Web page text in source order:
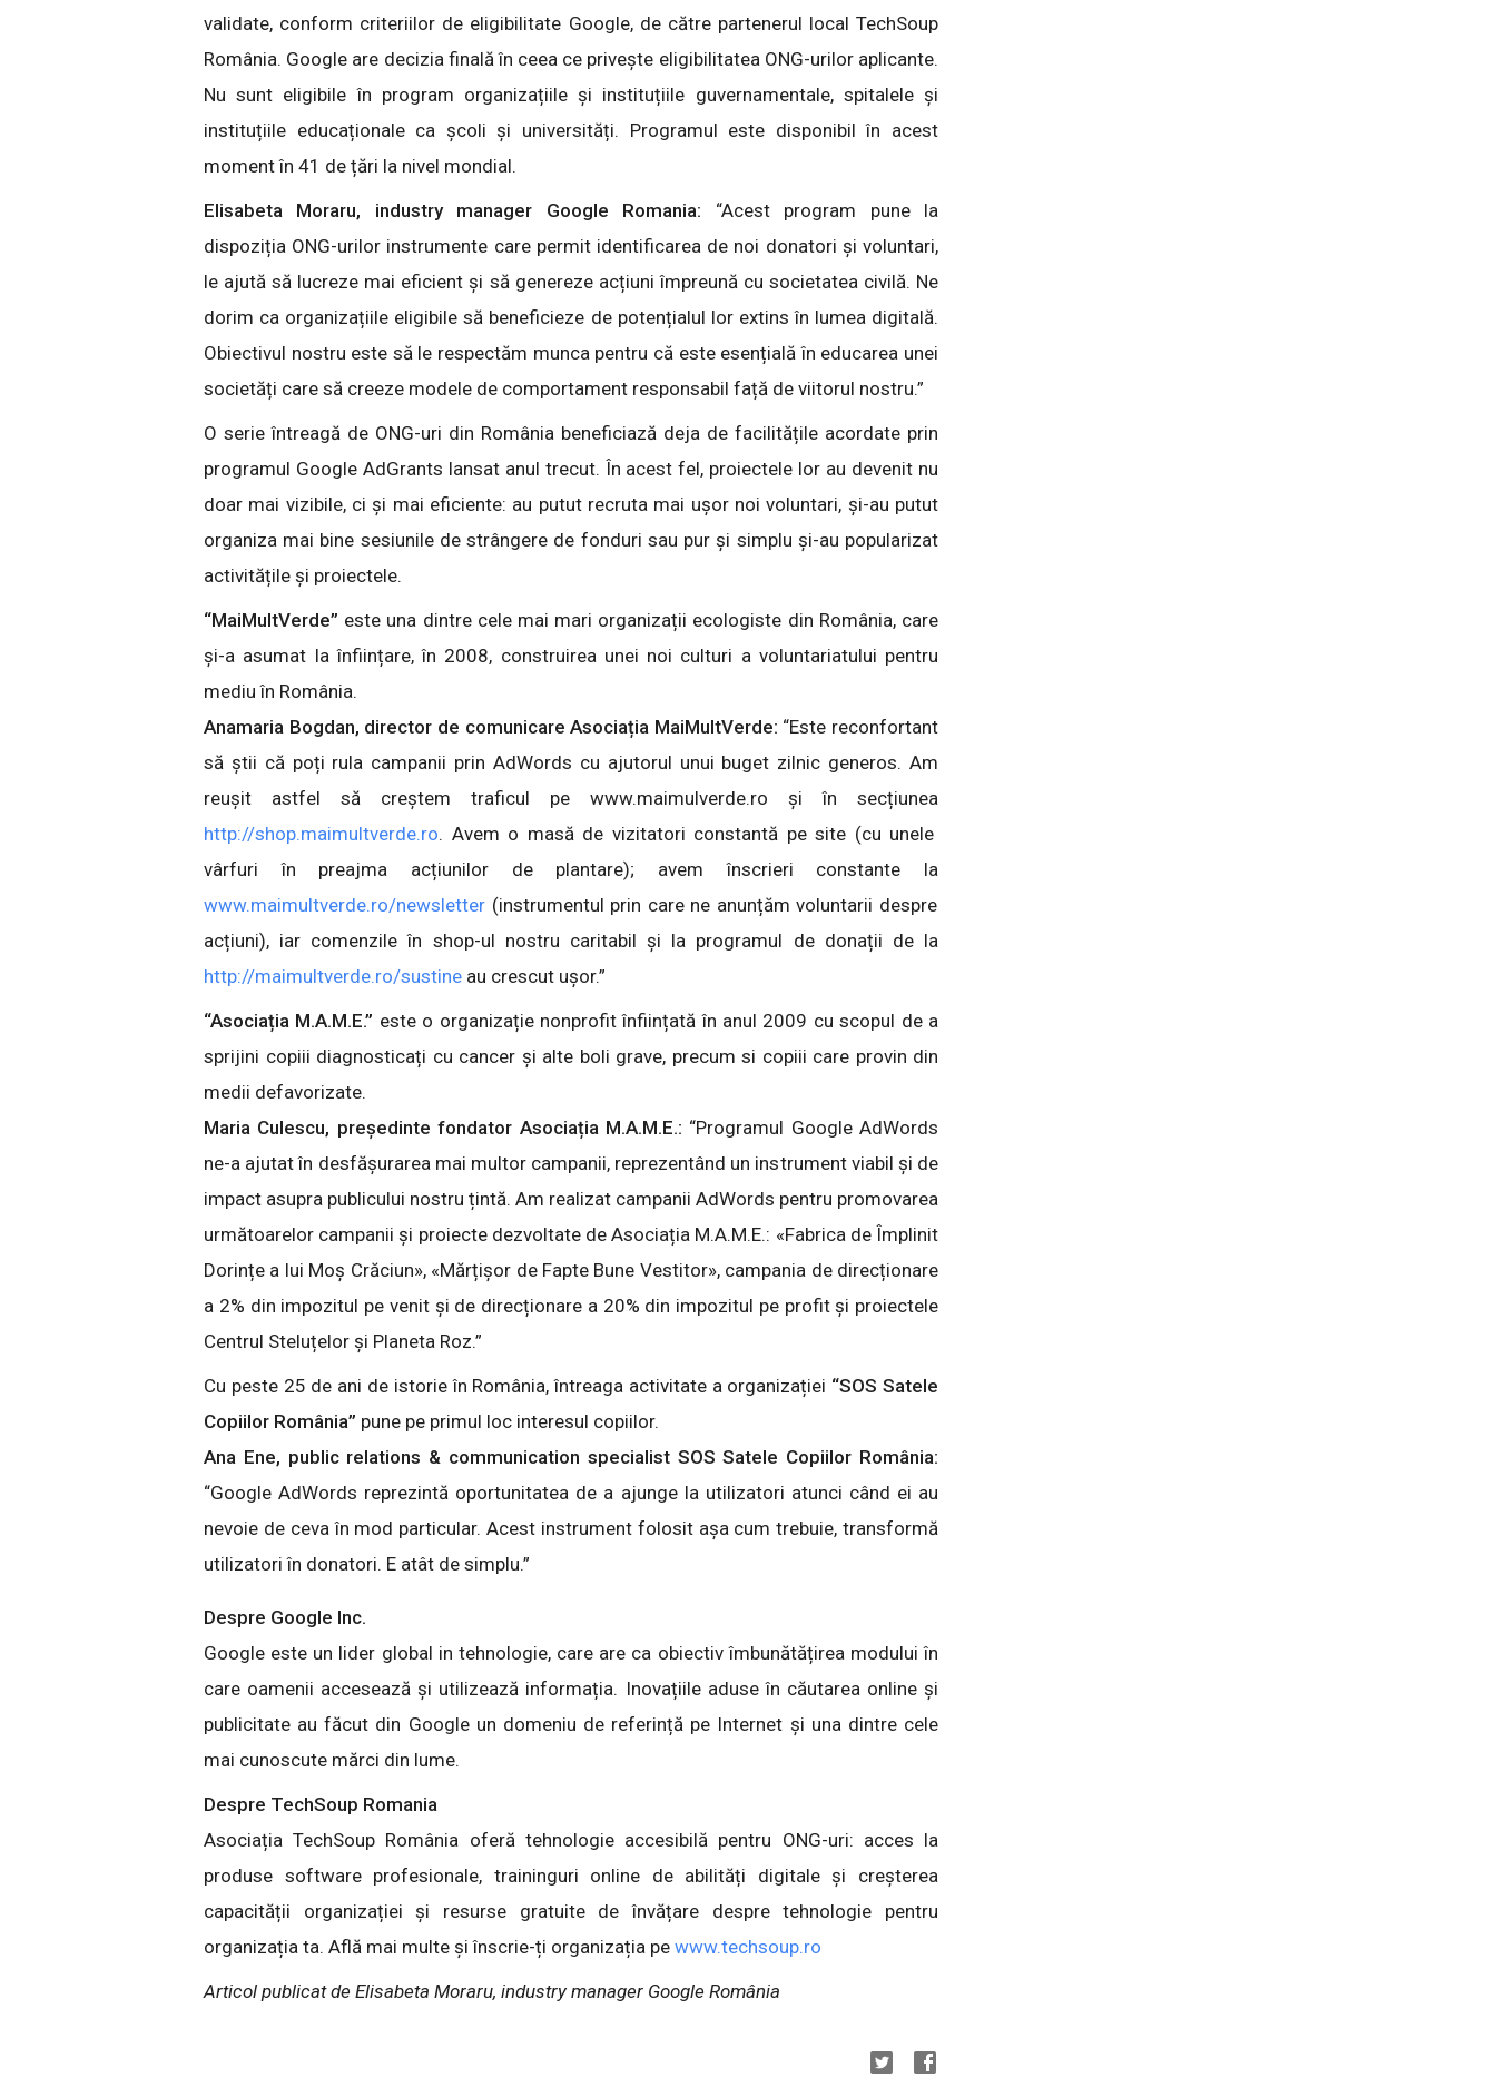
validate, conform criteriilor de eligibilitate Google, de către partenerul local TechSoup
România. Google are decizia finală în ceea ce privește eligibilitatea ONG-urilor aplicante.
Nu sunt eligibile în program organizațiile și instituțiile guvernamentale, spitalele și
instituțiile educaționale ca școli și universități. Programul este disponibil în acest
moment în 41 de țări la nivel mondial.
Elisabeta Moraru, industry manager Google Romania: “Acest program pune la
dispoziția ONG-urilor instrumente care permit identificarea de noi donatori și voluntari,
le ajută să lucreze mai eficient și să genereze acțiuni împreună cu societatea civilă. Ne
dorim ca organizațiile eligibile să beneficieze de potențialul lor extins în lumea digitală.
Obiectivul nostru este să le respectăm munca pentru că este esențială în educarea unei
societăți care să creeze modele de comportament responsabil față de viitorul nostru.”
O serie întreagă de ONG-uri din România beneficiază deja de facilitățile acordate prin
programul Google AdGrants lansat anul trecut. În acest fel, proiectele lor au devenit nu
doar mai vizibile, ci și mai eficiente: au putut recruta mai ușor noi voluntari, și-au putut
organiza mai bine sesiunile de strângere de fonduri sau pur și simplu și-au popularizat
activitățile și proiectele.
“MaiMultVerde” este una dintre cele mai mari organizații ecologiste din România, care
și-a asumat la înființare, în 2008, construirea unei noi culturi a voluntariatului pentru
mediu în România.
Anamaria Bogdan, director de comunicare Asociația MaiMultVerde: “Este reconfortant
să știi că poți rula campanii prin AdWords cu ajutorul unui buget zilnic generos. Am
reușit astfel să creștem traficul pe www.maimulverde.ro și în secțiunea
http://shop.maimultverde.ro. Avem o masă de vizitatori constantă pe site (cu unele
vârfuri în preajma acțiunilor de plantare); avem înscrieri constante la
www.maimultverde.ro/newsletter (instrumentul prin care ne anunțăm voluntarii despre
acțiuni), iar comenzile în shop-ul nostru caritabil și la programul de donații de la
http://maimultverde.ro/sustine au crescut ușor.”
“Asociația M.A.M.E.” este o organizație nonprofit înființată în anul 2009 cu scopul de a
sprijini copiii diagnosticați cu cancer și alte boli grave, precum si copiii care provin din
medii defavorizate.
Maria Culescu, președinte fondator Asociația M.A.M.E.: “Programul Google AdWords
ne-a ajutat în desfășurarea mai multor campanii, reprezentând un instrument viabil și de
impact asupra publicului nostru țintă. Am realizat campanii AdWords pentru promovarea
următoarelor campanii și proiecte dezvoltate de Asociația M.A.M.E.: «Fabrica de Împlinit
Dorințe a lui Moș Crăciun», «Mărțișor de Fapte Bune Vestitor», campania de direcționare
a 2% din impozitul pe venit și de direcționare a 20% din impozitul pe profit și proiectele
Centrul Steluțelor și Planeta Roz.”
Cu peste 25 de ani de istorie în România, întreaga activitate a organizației “SOS Satele
Copiilor România” pune pe primul loc interesul copiilor.
Ana Ene, public relations & communication specialist SOS Satele Copiilor România:
“Google AdWords reprezintă oportunitatea de a ajunge la utilizatori atunci când ei au
nevoie de ceva în mod particular. Acest instrument folosit așa cum trebuie, transformă
utilizatori în donatori. E atât de simplu.”
Despre Google Inc.
Google este un lider global in tehnologie, care are ca obiectiv îmbunătățirea modului în
care oamenii accesează și utilizează informația. Inovațiile aduse în căutarea online și
publicitate au făcut din Google un domeniu de referință pe Internet și una dintre cele
mai cunoscute mărci din lume.
Despre TechSoup Romania
Asociația TechSoup România oferă tehnologie accesibilă pentru ONG-uri: acces la
produse software profesionale, traininguri online de abilități digitale și creșterea
capacității organizației și resurse gratuite de învățare despre tehnologie pentru
organizația ta. Află mai multe și înscrie-ți organizația pe www.techsoup.ro
Articol publicat de Elisabeta Moraru, industry manager Google România